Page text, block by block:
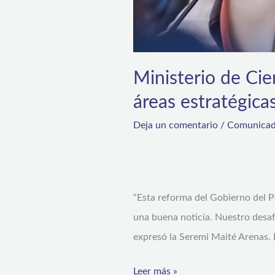
Ministerio de
áreas
Deja un comentario /
“Esta reforma del Gobierno del
una buena noticia. Nuestro
expresó la Seremi Maité
Leer más »